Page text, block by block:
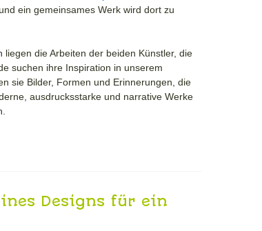
ein gemeinsames Werk wird dort zu
liegen die Arbeiten der beiden Künstler, die
suchen ihre Inspiration in unserem
sie Bilder, Formen und Erinnerungen, die
ausdrucksstarke und narrative Werke
Designs für ein